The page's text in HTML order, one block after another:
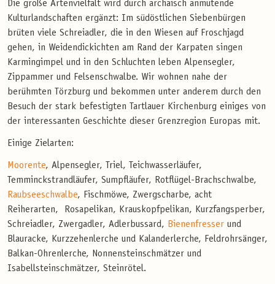
Die große Artenvielfalt wird durch archaisch anmutende
Kulturlandschaften ergänzt: Im südöstlichen Siebenbürgen
brüten viele Schreiadler, die in den Wiesen auf Froschjagd
gehen, in Weidendickichten am Rand der Karpaten singen
Karmingimpel und in den Schluchten leben Alpensegler,
Zippammer und Felsenschwalbe. Wir wohnen nahe der
berühmten Törzburg und bekommen unter anderem durch den
Besuch der stark befestigten Tartlauer Kirchenburg einiges von
der interessanten Geschichte dieser Grenzregion Europas mit.
Einige Zielarten:
Moorente, Alpensegler, Triel, Teichwasserläufer,
Temminckstrandläufer, Sumpfläufer, Rotflügel-Brachschwalbe,
Raubseeschwalbe, Fischmöwe, Zwergscharbe, acht
Reiherarten, Rosapelikan, Krauskopfpelikan, Kurzfangsperber,
Schreiadler, Zwergadler, Adlerbussard, Bienenfresser und
Blauracke, Kurzzehenlerche und Kalanderlerche, Feldrohrsänger,
Balkan-Ohrenlerche, Nonnensteinschmätzer und
Isabellsteinschmätzer, Steinrötel.